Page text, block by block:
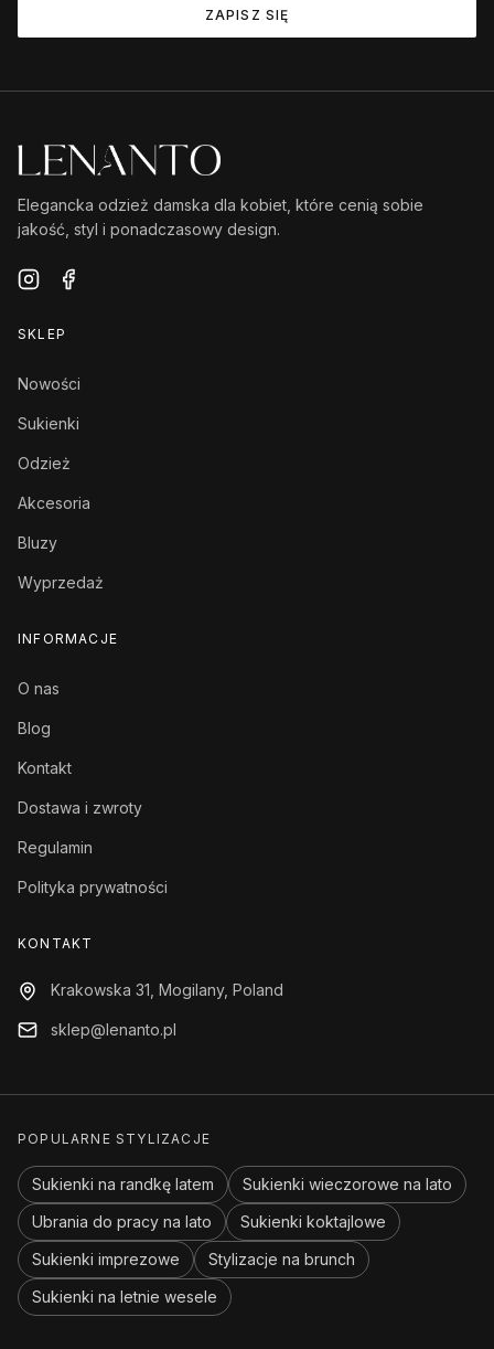
ZAPISZ SIĘ
Elegancka odzież damska dla kobiet, które cenią sobie
jakość, styl i ponadczasowy design.
SKLEP
Nowości
Sukienki
Odzież
Akcesoria
Bluzy
Wyprzedaż
INFORMACJE
O nas
Blog
Kontakt
Dostawa i zwroty
Regulamin
Polityka prywatności
KONTAKT
Krakowska 31, Mogilany, Poland
sklep@lenanto.pl
POPULARNE STYLIZACJE
Sukienki na randkę latem
Sukienki wieczorowe na lato
Ubrania do pracy na lato
Sukienki koktajlowe
Sukienki imprezowe
Stylizacje na brunch
Sukienki na letnie wesele